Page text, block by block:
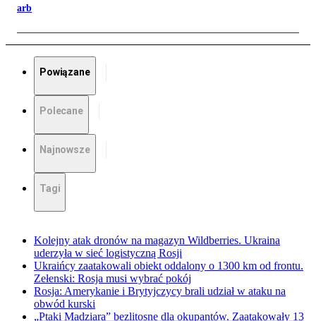
arb
Powiązane
Polecane
Najnowsze
Tagi
Kolejny atak dronów na magazyn Wildberries. Ukraina
uderzyła w sieć logistyczną Rosji
Ukraińcy zaatakowali obiekt oddalony o 1300 km od frontu.
Zełenski: Rosja musi wybrać pokój
Rosja: Amerykanie i Brytyjczycy brali udział w ataku na
obwód kurski
„Ptaki Madziara” bezlitosne dla okupantów. Zaatakowały 13